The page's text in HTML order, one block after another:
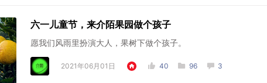
六一儿童节，来介陌果园做个孩子
愿我们风雨里扮演大人，果树下做个孩子。
2021年06月01日 40 96 3